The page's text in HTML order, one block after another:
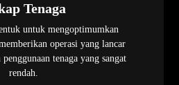
Tenaga
untuk mengoptimumkan
operasi yang lancar
tenaga yang sangat
rendah.